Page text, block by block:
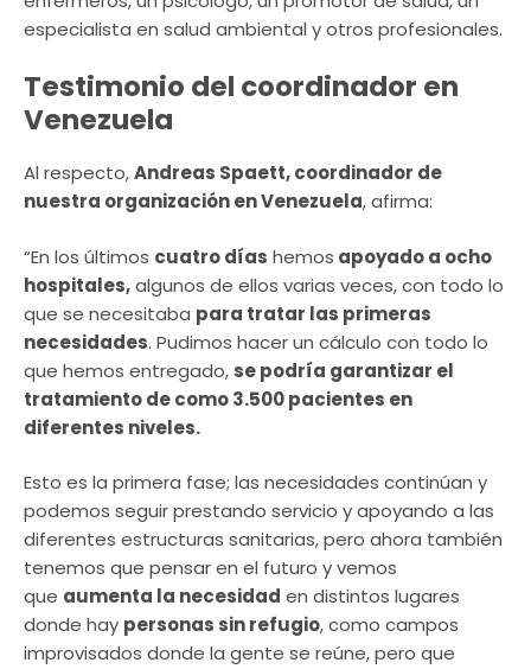
especialista en salud ambiental y otros profesionales.
Testimonio del coordinador en
Venezuela
Al respecto,Andreas Spaett, coordinador de
nuestra organización en Venezuela, afirma:
“En los últimos cuatro días hemos apoyado a ocho
hospitales,algunos de ellos varias veces, con todo lo
que se necesitaba para tratar las primeras
necesidades. Pudimos hacer un cálculo con todo lo
que hemos entregado, se podría garantizar el
tratamiento de como 3.500 pacientes en
diferentes niveles.
Esto es la primera fase; las necesidades continúan y
podemos seguir prestando servicio y apoyando a las
diferentes estructuras sanitarias, pero ahora también
tenemos que pensar en el futuro y vemos
que aumenta la necesidad en distintos lugares
donde hay personas sin refugio, como campos
improvisados donde la gente se reúne, pero que